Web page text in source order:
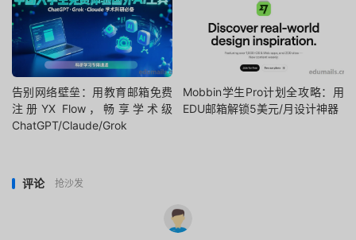
告别网络壁垒：用教育邮箱免费
注册YX Flow，畅享学术级
ChatGPT/Claude/Grok
Mobbin学生Pro计划全攻略：用
EDU邮箱解锁5美元/月设计神器
评论 抢沙发